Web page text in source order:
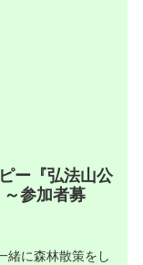
ー『弘法山公
参加者募
緒に森林散策をし